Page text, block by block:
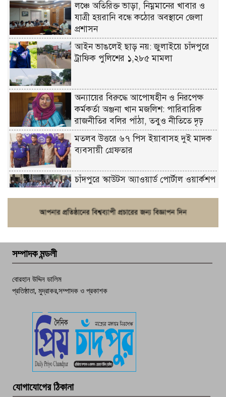
লঞ্চে অতিরিক্ত ভাড়া, নিম্নমানের খাবার ও
যাত্রী হয়রানি বন্ধে কঠোর অবস্থানে জেলা
প্রশাসন
আইন ভাঙলেই ছাড় নয়: জুলাইয়ে চাঁদপুরে
ট্রাফিক পুলিশের ১,২৮৫ মামলা
অন্যায়ের বিরুদ্ধে আপোষহীন ও নিরপেক্ষ
কর্মকর্তা অঞ্জনা খান মজলিশ: পারিবারিক
রাজনীতির বলির পাঁঠা, তবুও নীতিতে দৃঢ়
মতলব উত্তরে ৬৭ পিস ইয়াবাসহ দুই মাদক
ব্যবসায়ী গ্রেফতার
চাঁদপুরে স্কাউটস অ্যাওয়ার্ড পোর্টাল ওয়ার্কশপ
পচা দুর্গন্ধে ৯৯৯-এ ফোন, ফরিদগঞ্জে
তরুণের অর্ধগলিত লাশ উদ্ধার
সম্পাদক মন্ডলী
বোরহান উদ্দিন ডালিম
প্রতিষ্ঠাতা, মুদ্রাকর,সম্পাদক ও প্রকাশক
যোগাযোগের ঠিকানা